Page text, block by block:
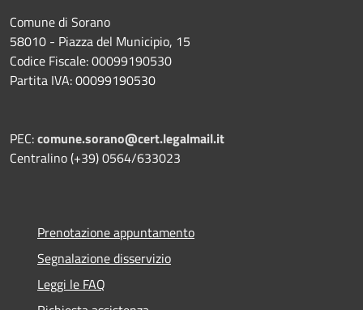
Comune di Sorano
58010 - Piazza del Municipio, 15
Codice Fiscale: 00099190530
Partita IVA: 00099190530
PEC:comune.sorano@cert.legalmail.it
Centralino (+39) 0564/633023
Prenotazione appuntamento
Segnalazione disservizio
Leggi le FAQ